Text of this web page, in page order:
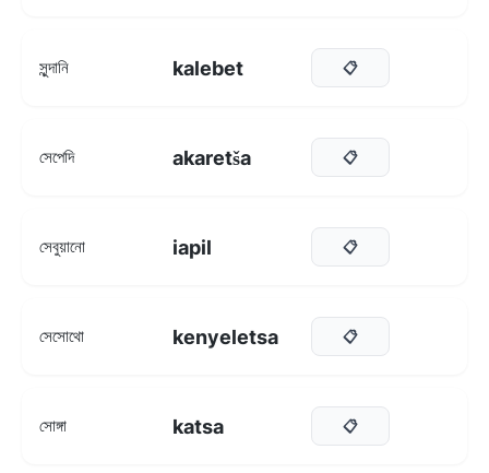
সুন্দানি kalebet 📋
সেপেদি akaretša 📋
সেবুয়ানো iapil 📋
সেসোথো kenyeletsa 📋
সোঙ্গা katsa 📋